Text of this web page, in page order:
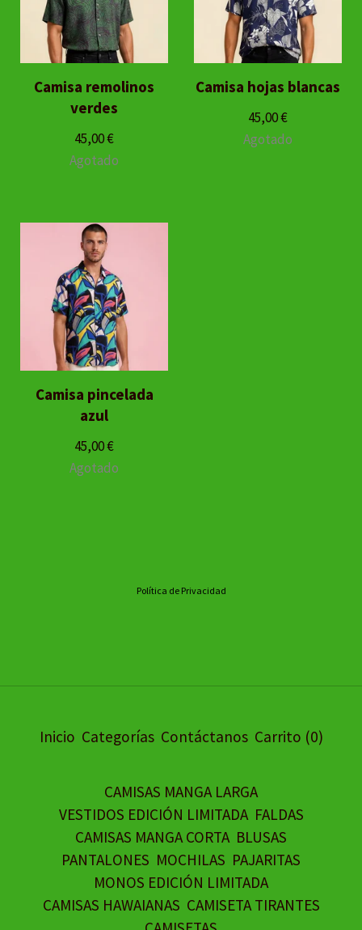
Camisa remolinos
verdes
45,00€
Agotado
Camisa hojas blancas
45,00€
Agotado
Camisa pincelada
azul
45,00€
Agotado
Política de Privacidad
Inicio Categorías Contáctanos Carrito (0)
CAMISAS MANGA LARGA
VESTIDOS EDICIÓN LIMITADA FALDAS
CAMISAS MANGA CORTA BLUSAS
PANTALONES MOCHILAS PAJARITAS
MONOS EDICIÓN LIMITADA
CAMISAS HAWAIANAS CAMISETA TIRANTES